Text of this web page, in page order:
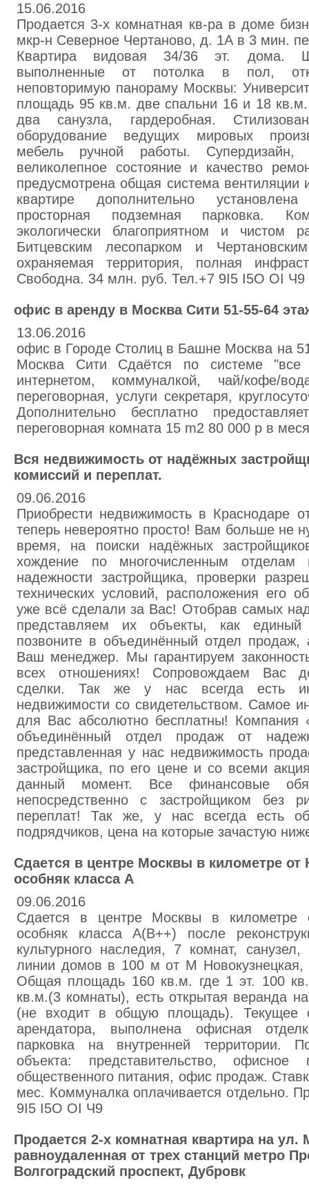
15.06.2016
Продается 3-х комнатная кв-ра в доме
мкр-н Северное Чертаново, д. 1А в 3 мин.
Квартира видовая 34/36 эт. дома.
выполненные от потолка в пол,
неповторимую панораму Москвы:
площадь 95 кв.м. две спальни 16 и 18
два санузла, гардеробная.
оборудование ведущих мировых
мебель ручной работы. Супердизайн,
великолепное состояние и качество
предусмотрена общая система вентиляции
квартире дополнительно
просторная подземная парковка.
экологически благоприятном и
Битцевским лесопарком и
охраняемая территория, полная
Свободна. 34 млн. руб. Тел.+7 9I5 I5O OI Ч9
офис в аренду в Москва Сити 51-55-64
13.06.2016
офис в Городе Столиц в Башне Москва на
Москва Сити Сдаётся по системе
интернетом, коммуналкой, чай/кофе/
переговорная, услуги секретаря,
Дополнительно бесплатно
переговорная комната 15 m2 80 000 р в
Вся недвижимость от надёжных
комиссий и переплат.
09.06.2016
Приобрести недвижимость в Краснодаре
теперь невероятно просто! Вам больше не
время, на поиски надёжных
хождение по многочисленным
надежности застройщика, проверки
технических условий, расположения его
уже всё сделали за Вас! Отобрав самых
представляем их объекты, как
позвоните в объединённый отдел продаж,
Ваш менеджер. Мы гарантируем
всех отношениях! Сопровождаем Вас
сделки. Так же у нас всегда есть
недвижимости со свидетельством. Самое
для Вас абсолютно бесплатны! Компания
объединённый отдел продаж от
представленная у нас недвижимость
застройщика, по его цене и со всеми
данный момент. Все финансовые
непосредственно с застройщиком без
переплат! Так же, у нас всегда есть
подрядчиков, цена на которые зачастую
Сдается в центре Москвы в километре
особняк класса А
09.06.2016
Сдается в центре Москвы в километре
особняк класса А(В++) после
культурного наследия, 7 комнат,
линии домов в 100 м от М
Общая площадь 160 кв.м. где 1 эт. 100
кв.м.(3 комнаты), есть открытая веранда
(не входит в общую площадь). Текущее
арендатора, выполнена офисная
парковка на внутренней территории.
объекта: представительство,
общественного питания, офис продаж.
мес. Коммуналка оплачивается отдельно.
9I5 I5O OI Ч9
Продается 2-х комнатная квартира на ул.
равноудаленная от трех станций метро
Волгоградский проспект, Дубровк